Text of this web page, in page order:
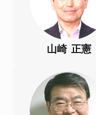
山崎 正憲